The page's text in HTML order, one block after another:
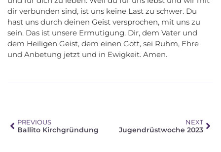
dir verbunden sind, ist uns keine Last zu schwer. Du
hast uns durch deinen Geist versprochen, mit uns zu
sein. Das ist unsere Ermutigung. Dir, dem Vater und
dem Heiligen Geist, dem einen Gott, sei Ruhm, Ehre
und Anbetung jetzt und in Ewigkeit. Amen.
PREVIOUS
Ballito Kirchgründung
NEXT
Jugendrüstwoche 2023